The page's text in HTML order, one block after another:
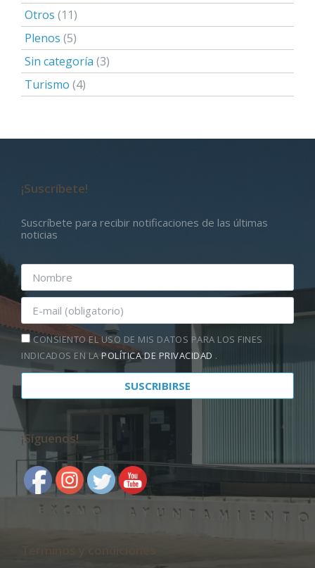
Otros (11)
Plenos (5)
Sin categoría (3)
Turismo (4)
¡Suscríbete!
Suscríbete para recibir notificaciones de las últimas
noticias
CONSIENTO EL USO DE MIS DATOS PARA LOS FINES
INDICADOS EN LAPOLÍTICA DE PRIVACIDAD .
¡Síguenos!